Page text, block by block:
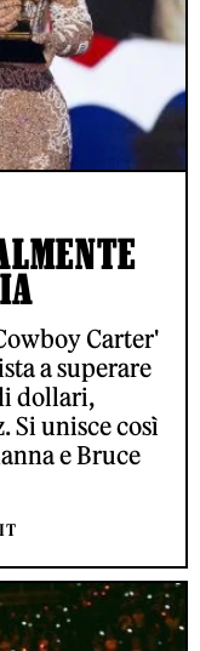
Carter'
a superare
dollari,
Si unisce così
e Bruce